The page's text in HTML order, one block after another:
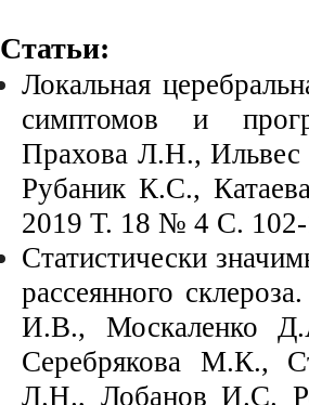
Статьи:
Локальная
симптомов и
Прахова Л.Н.,
Рубаник К.С.,
2019 Т. 18 № 4 С.
Статистически
рассеянного
И.В., Москаленко
Серебрякова М.К.,
Л.Н., Лобанов И.С.